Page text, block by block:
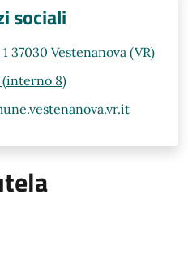
sociali
37030 Vestenanova (VR)
(interno 8)